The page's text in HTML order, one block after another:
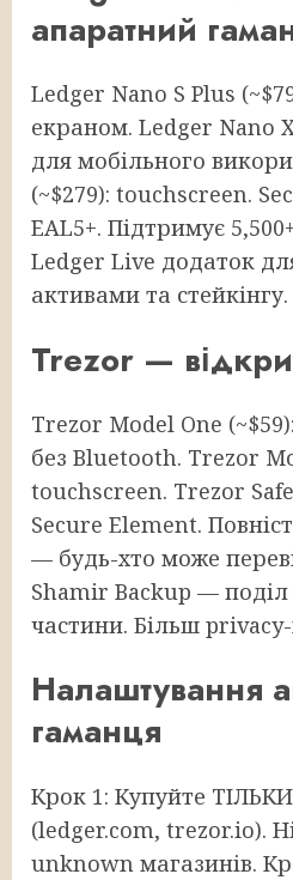
апаратний
Ledger Nano S Plus
екраном. Ledger Nano
для мобільного
(~$279): touchscreen.
EAL5+. Підтримує
Ledger Live додаток
активами та стейкінгу.
Trezor —
Trezor Model One
без Bluetooth. Trezor
touchscreen. Trezor
Secure Element.
— будь-хто може
Shamir Backup —
частини. Більш
Налаштування
гаманця
Крок 1: Купуйте ТІЛЬКИ
(ledger.com, trezor.io).
unknown магазинів.